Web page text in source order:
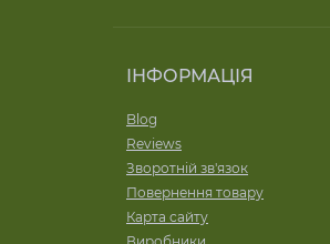
ІНФОРМАЦІЯ
Blog
Reviews
Зворотній зв'язок
Повернення товару
Карта сайту